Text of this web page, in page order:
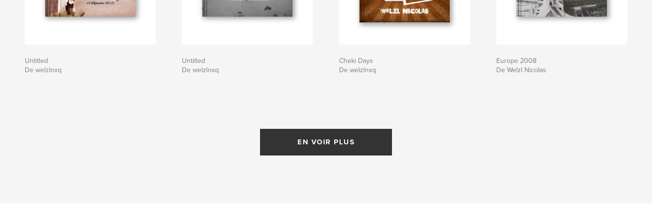
Untitled
De welzlnxq
Untitled
De welzlnxq
Cheki Days
De welzlnxq
Europe 2008
De Welzl Nicolas
EN VOIR PLUS